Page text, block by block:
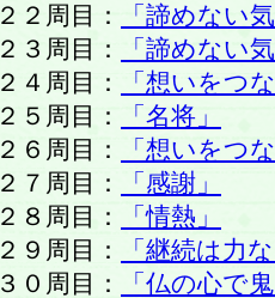
２２周目：
「諦めない
２３周目：
「諦めない
２４周目：
「想いをつ
２５周目：
「名将」
２６周目：
「想いをつ
２７周目：
「感謝」
２８周目：
「情熱」
２９周目：
「継続は力
３０周目：
「仏の心で